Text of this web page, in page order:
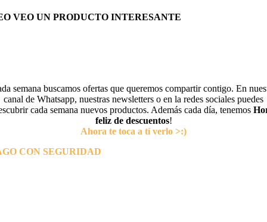
VEO UN PRODUCTO INTERESANTE
semana buscamos ofertas que queremos compartir contigo. En
canal de Whatsapp, nuestras newsletters o en la redes sociales puedes
cada semana nuevos productos. Además cada día, tenemos
feliz de descuentos!
Ahora te toca a tí verlo >:)
CON SEGURIDAD